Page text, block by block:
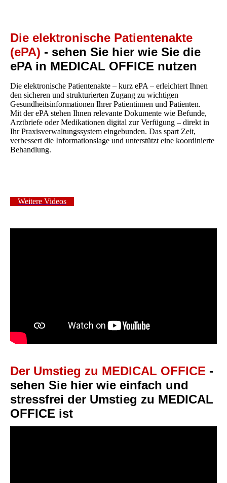
Die elektronische Patientenakte
(ePA) - sehen Sie hier wie Sie die
ePA in MEDICAL OFFICE nutzen
Die elektronische Patientenakte – kurz ePA – erleichtert Ihnen
den sicheren und strukturierten Zugang zu wichtigen
Gesundheitsinformationen Ihrer Patientinnen und Patienten.
Mit der ePA stehen Ihnen relevante Dokumente wie Befunde,
Arztbriefe oder Medikationen digital zur Verfügung – direkt in
Ihr Praxisverwaltungssystem eingebunden. Das spart Zeit,
verbessert die Informationslage und unterstützt eine koordinierte
Behandlung.
Weitere Videos
Der Umstieg zu MEDICAL OFFICE -
sehen Sie hier wie einfach und
stressfrei der Umstieg zu MEDICAL
OFFICE ist